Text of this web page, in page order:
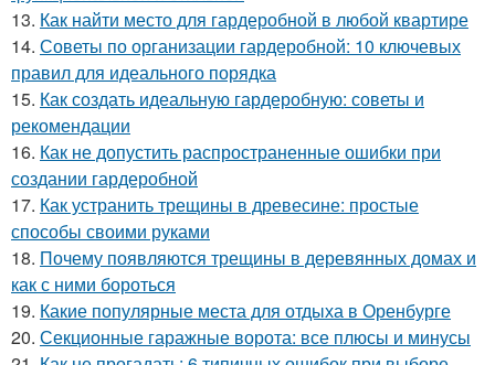
13. Как найти место для гардеробной в любой квартире
14. Советы по организации гардеробной: 10 ключевых
правил для идеального порядка
15. Как создать идеальную гардеробную: советы и
рекомендации
16. Как не допустить распространенные ошибки при
создании гардеробной
17. Как устранить трещины в древесине: простые
способы своими руками
18. Почему появляются трещины в деревянных домах и
как с ними бороться
19. Какие популярные места для отдыха в Оренбурге
20. Секционные гаражные ворота: все плюсы и минусы